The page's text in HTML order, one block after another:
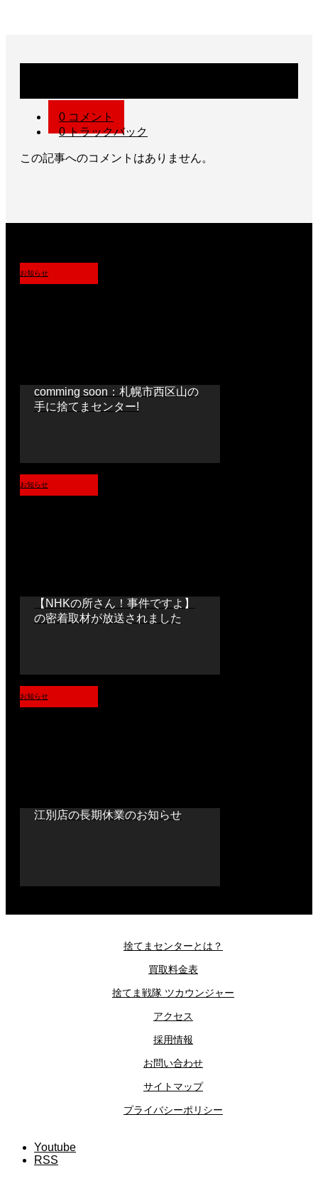
0 コメント
0 トラックバック
この記事へのコメントはありません。
お知らせ
comming soon：札幌市西区山の
手に捨てまセンター!
お知らせ
【NHKの所さん！事件ですよ】
の密着取材が放送されました
お知らせ
江別店の長期休業のお知らせ
捨てまセンターとは？
買取料金表
捨てま戦隊 ツカウンジャー
アクセス
採用情報
お問い合わせ
サイトマップ
プライバシーポリシー
Youtube
RSS